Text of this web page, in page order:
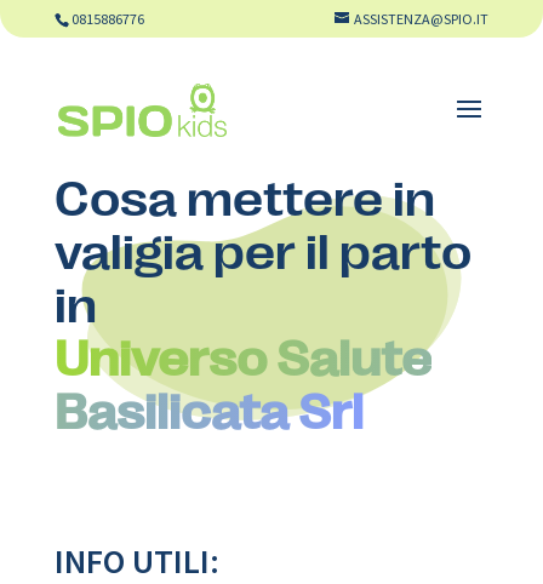
0815886776 ASSISTENZA@SPIO.IT
Cosa mettere in
valigia per il parto
in
Universo Salute
Basilicata Srl
INFO UTILI: